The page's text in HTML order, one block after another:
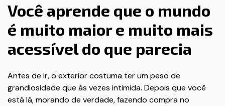
Você aprende que o mundo
é muito maior e muito mais
acessível do que parecia
Antes de ir, o exterior costuma ter um peso de
grandiosidade que às vezes intimida. Depois que você
está lá, morando de verdade, fazendo compra no